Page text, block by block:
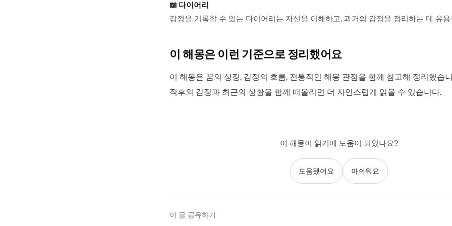
📖 다이어리
감정을 기록할 수 있는 다이어리는 자신을 이해하고, 과거의 감정을 정리하는 데 유
이 해몽은 이런 기준으로 정리했어요
이 해몽은 꿈의 상징, 감정의 흐름, 전통적인 해몽 관점을 함께 참고해 정리했습
직후의 감정과 최근의 상황을 함께 떠올리면 더 자연스럽게 읽을 수 있습니다.
이 해몽이 읽기에 도움이 되었나요?
도움됐어요 아쉬워요
이 글 공유하기